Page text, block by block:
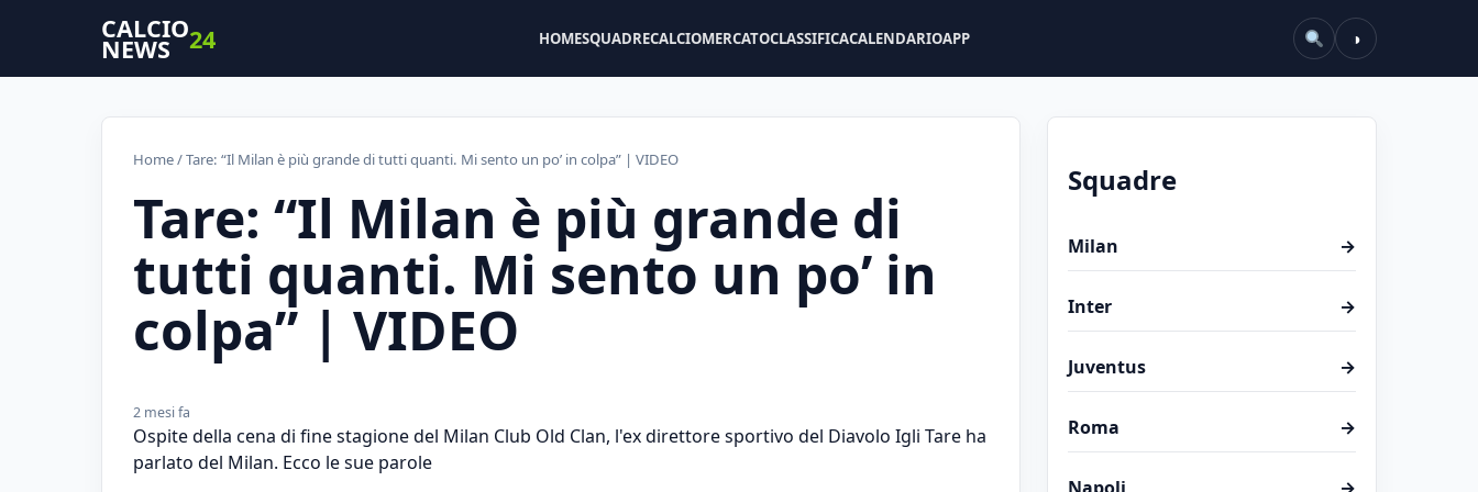
CALCIO
NEWS 24 HOMESQUADRECALCIOMERCATOCLASSIFICACALENDARIOAPP ◑
Home/ Tare: “Il Milan è più grande di tutti quanti. Mi sento un po’ in colpa” | VIDEO
Tare: “Il Milan è più grande di
tutti quanti. Mi sento un po’ in
colpa” | VIDEO
2 mesi fa
Ospite della cena di fine stagione del Milan Club Old Clan, l'ex direttore sportivo del Diavolo Igli Tare ha
parlato del Milan. Ecco le sue parole
Squadre
Milan →
Inter →
Juventus →
Roma →